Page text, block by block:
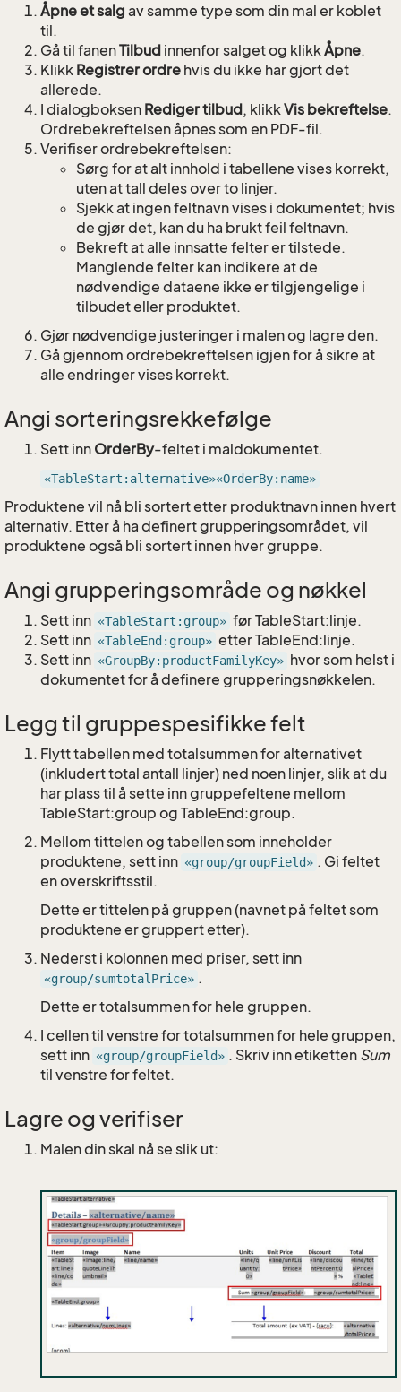
Åpne et salg av samme type som din mal er koblet
til.
Gå til fanenTilbud innenfor salget og klikkÅpne.
Klikk Registrer ordre hvis du ikke har gjort det
allerede.
I dialogboksen Rediger tilbud, klikkVis bekreftelse.
Ordrebekreftelsen åpnes som en PDF-fil.
Verifiser ordrebekreftelsen:
Sørg for at alt innhold i tabellene vises korrekt,
uten at tall deles over to linjer.
Sjekk at ingen feltnavn vises i dokumentet; hvis
de gjør det, kan du ha brukt feil feltnavn.
Bekreft at alle innsatte felter er tilstede.
Manglende felter kan indikere at de
nødvendige dataene ikke er tilgjengelige i
tilbudet eller produktet.
Gjør nødvendige justeringer i malen og lagre den.
Gå gjennom ordrebekreftelsen igjen for å sikre at
alle endringer vises korrekt.
Angi sorteringsrekkefølge
Sett inn OrderBy-feltet i maldokumentet.
«TableStart:alternative»«OrderBy:name»
Produktene vil nå bli sortert etter produktnavn innen hvert
alternativ. Etter å ha definert grupperingsområdet, vil
produktene også bli sortert innen hver gruppe.
Angi grupperingsområde og nøkkel
Sett inn «TableStart:group» før TableStart:linje.
Sett inn «TableEnd:group» etter TableEnd:linje.
Sett inn «GroupBy:productFamilyKey» hvor som helst i
dokumentet for å definere grupperingsnøkkelen.
Legg til gruppespesifikke felt
Flytt tabellen med totalsummen for alternativet
(inkludert total antall linjer) ned noen linjer, slik at du
har plass til å sette inn gruppefeltene mellom
TableStart:group og TableEnd:group.
Mellom tittelen og tabellen som inneholder
produktene, sett inn «group/groupField» . Gi feltet
en overskriftsstil.
Dette er tittelen på gruppen (navnet på feltet som
produktene er gruppert etter).
Nederst i kolonnen med priser, sett inn
«group/sumtotalPrice» .
Dette er totalsummen for hele gruppen.
I cellen til venstre for totalsummen for hele gruppen,
sett inn «group/groupField» . Skriv inn etiketten Sum
til venstre for feltet.
Lagre og verifiser
Malen din skal nå se slik ut: